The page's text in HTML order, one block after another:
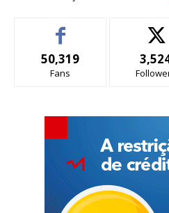
50,319
Fans